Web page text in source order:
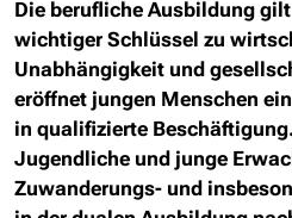
Die berufliche Ausbildung
wichtiger Schlüssel zu
Unabhängigkeit und
eröffnet jungen Menschen
in qualifizierte
Jugendliche und junge
Zuwanderungs- und